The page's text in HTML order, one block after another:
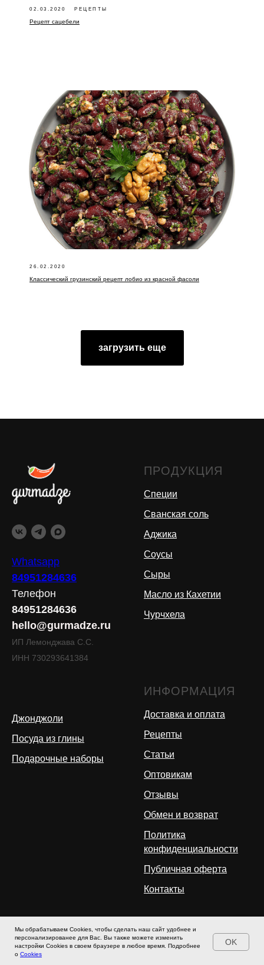
главная
Напишите нам
02.03.2020 РЕЦЕПТЫ
Рецепт сацебели
26.02.2020
Классический грузинский рецепт лобио из красной фасоли
загрузить еще
Мы обрабатываем Cookies, чтобы сделать наш сайт удобнее и
персонализированее для Вас. Вы также можете изменить
настройки Cookies в своем браузере в любое время. Подробнее
о Cookies
OK
Whatsapp
84951284636
Телефон
84951284636
hello@gurmadze.ru
ИП Лемонджава С.С.
ИНН 730293641384
ПРОДУКЦИЯ
Специи
Сванская соль
Аджика
Соусы
Сыры
Масло из Кахетии
Чурчхела
Джонджоли
Посуда из глины
Подарочные наборы
ИНФОРМАЦИЯ
Доставка и оплата
Рецепты
Статьи
Оптовикам
Отзывы
Обмен и возврат
Политика
конфиденциальности
Публичная оферта
Контакты